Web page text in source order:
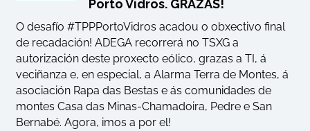
Porto Vidros. GRAZAS!
O desafío #TPPPortoVidros acadou o obxectivo final
de recadación! ADEGA recorrerá no TSXG a
autorización deste proxecto eólico, grazas a TI, á
veciñanza e, en especial, a Alarma Terra de Montes, á
asociación Rapa das Bestas e ás comunidades de
montes Casa das Minas-Chamadoira, Pedre e San
Bernabé. Agora, imos a por el!